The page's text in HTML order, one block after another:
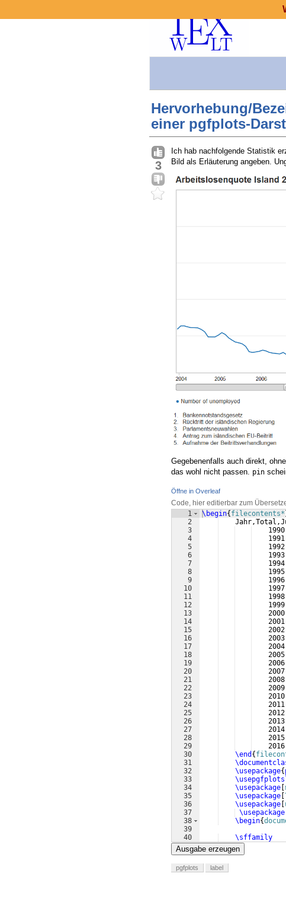
Hervorhebung/
einer pgfplots-
3
Ich hab nachfolgende Statistik
Bild als Erläuterung angeben.
Gegebenenfalls auch direkt,
das wohl nicht passen. pin
Öffne in Overleaf
Code, hier editierbar zum
1
2
3
4
5
6
7
8
9
10
11
12
13
14
15
16
17
18
19
20
21
22
23
24
25
26
27
28
29
30
31
32
33
34
35
36
37
38
39
40
41
\begin{ filecontents*
\end {
\usepackage{
\usepackage
\usepackage
\usepackage
\usepackage
\begin{
\sffamily
\begin
Ausgabe erzeugen
pgfplots label